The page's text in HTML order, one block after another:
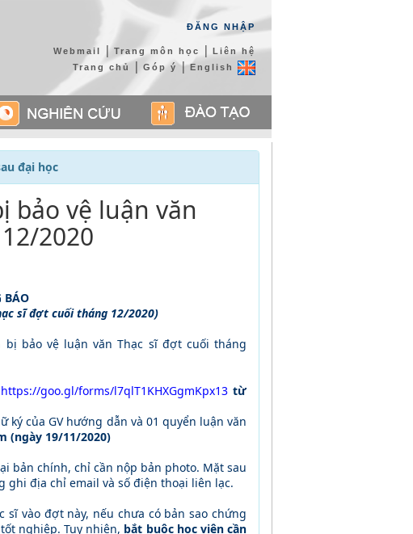
ĐĂNG NHẬP
Webmail | Trang môn học | Liên hệ
Trang chủ | Góp ý|English
đại học
bảo vệ luận văn
2020
BÁO
sĩ đợt cuối tháng 12/2020)
bảo vệ luận văn Thạc sĩ đợt cuối tháng
https://goo.gl/forms/l7qlT1KHXGgmKpx13 từ
ký của GV hướng dẫn và 01 quyển luận văn
(ngày 19/11/2020)
bản chính, chỉ cần nộp bản photo. Mặt sau
ghi địa chỉ email và số điện thoại liên lạc.
sĩ vào đợt này, nếu chưa có bản sao chứng
nghiệp. Tuy nhiên, bắt buộc học viên cần